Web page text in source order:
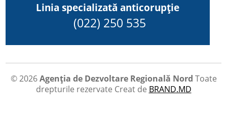
Linia specializată anticorupție
(022) 250 535
© 2026Agenția de Dezvoltare Regională Nord Toate
drepturile rezervate Creat de BRAND.MD